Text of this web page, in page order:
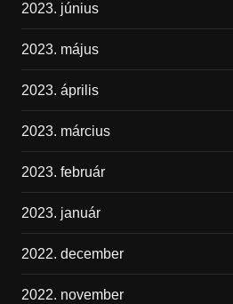
2023. június
2023. május
2023. április
2023. március
2023. február
2023. január
2022. december
2022. november